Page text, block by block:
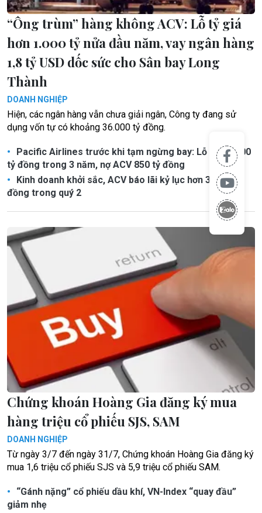
“Ông trùm” hàng không ACV: Lỗ tỷ giá
hơn 1.000 tỷ nửa đầu năm, vay ngân hàng
1,8 tỷ USD dốc sức cho Sân bay Long
Thành
DOANH NGHIỆP
Hiện, các ngân hàng vẫn chưa giải ngân, Công ty đang sử
dụng vốn tự có khoảng 36.000 tỷ đồng.
Pacific Airlines trước khi tạm ngừng bay: Lỗ hơn 2.000
tỷ đồng trong 3 năm, nợ ACV 850 tỷ đồng
Kinh doanh khởi sắc, ACV báo lãi kỷ lục hơn 3.200 tỷ
đồng trong quý 2
Chứng khoán Hoàng Gia đăng ký mua
hàng triệu cổ phiếu SJS, SAM
DOANH NGHIỆP
Từ ngày 3/7 đến ngày 31/7, Chứng khoán Hoàng Gia đăng ký
mua 1,6 triệu cổ phiếu SJS và 5,9 triệu cổ phiếu SAM.
“Gánh nặng” cổ phiếu dầu khí, VN-Index “quay đầu”
giảm nhẹ